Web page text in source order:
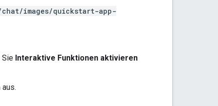
images/quickstart-app-
Sie Interaktive Funktionen aktivieren
aus.